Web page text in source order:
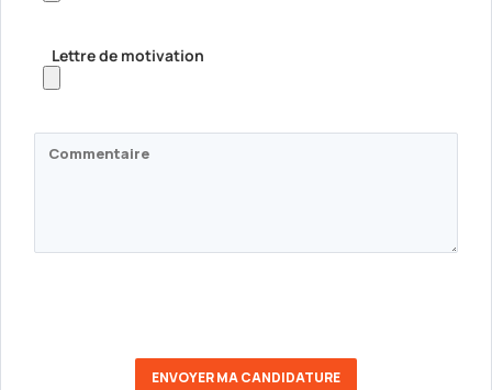
Lettre de motivation